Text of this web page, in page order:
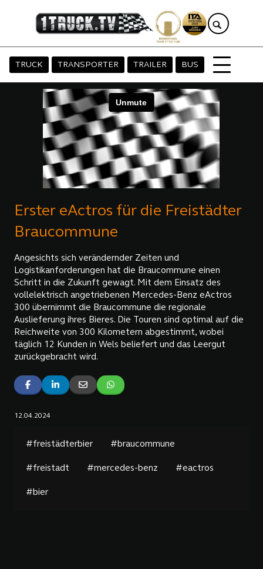
TRUCK TRANSPORTER TRAILER BUS
Erster eActros für die Freistädter
Braucommune
Angesichts sich verändernder Zeiten und
Logistikanforderungen hat die Braucommune einen
Schritt in die Zukunft gewagt. Mit dem Einsatz des
vollelektrisch angetriebenen Mercedes-Benz eActros
300 übernimmt die Braucommune die regionale
Auslieferung ihres Bieres. Die Touren sind optimal auf die
Reichweite von 300 Kilometern abgestimmt, wobei
täglich 12 Kunden in Wels beliefert und das Leergut
zurückgebracht wird.
12.04.2024
#freistädterbier #braucommune
#freistadt #mercedes-benz #eactros
#bier